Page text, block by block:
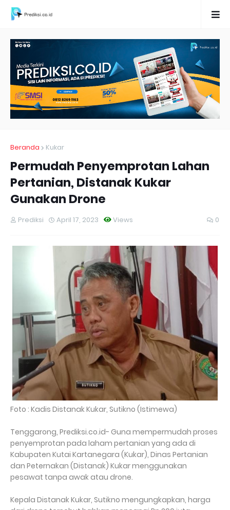
Beranda Kukar
Permudah Penyemprotan Lahan
Pertanian, Distanak Kukar
Gunakan Drone
Prediksi Views
April 17, 2023 0
Foto : Kadis Distanak Kukar, Sutikno (Istimewa)
Tenggarong, Prediksi.co.id- Guna mempermudah proses
penyemprotan pada laham pertanian yang ada di
Kabupaten Kutai Kartanegara (Kukar), Dinas Pertanian
dan Peternakan (Distanak) Kukar menggunakan
pesawat tanpa awak atau drone.
Kepala Distanak Kukar, Sutikno mengungkapkan, harga